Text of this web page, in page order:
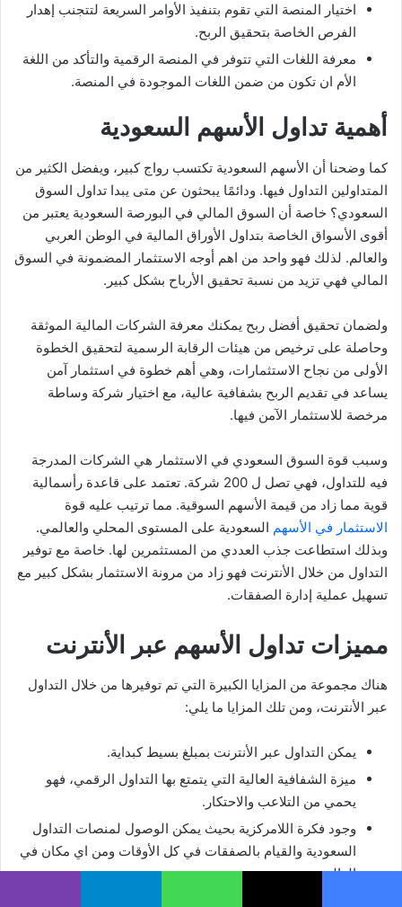
اختيار المنصة التي تقوم بتنفيذ الأوامر السريعة لتتجنب إهدار
الفرص الخاصة بتحقيق الربح.
معرفة اللغات التي تتوفر في المنصة الرقمية والتأكد من اللغة
الأم ان تكون من ضمن اللغات الموجودة في المنصة.
أهمية تداول الأسهم السعودية
كما وضحنا أن الأسهم السعودية تكتسب رواج كبير، ويفضل الكثير من
المتداولين التداول فيها. ودائمًا يبحثون عن متى يبدا تداول السوق
السعودي؟ خاصة أن السوق المالي في البورصة السعودية يعتبر من
أقوى الأسواق الخاصة بتداول الأوراق المالية في الوطن العربي
والعالم. لذلك فهو واحد من اهم أوجه الاستثمار المضمونة في السوق
المالي فهي تزيد من نسبة تحقيق الأرباح بشكل كبير.
ولضمان تحقيق أفضل ربح يمكنك معرفة الشركات المالية الموثقة
وحاصلة على ترخيص من هيئات الرقابة الرسمية لتحقيق الخطوة
الأولى من نجاح الاستثمارات، وهي أهم خطوة في استثمار آمن
يساعد في تقديم الربح بشفافية عالية، مع اختيار شركة وساطة
مرخصة للاستثمار الآمن فيها.
وسبب قوة السوق السعودي في الاستثمار هي الشركات المدرجة
فيه للتداول، فهي تصل ل 200 شركة. تعتمد على قاعدة رأسمالية
قوية مما زاد من قيمة الأسهم السوقية. مما ترتيب عليه قوة
الاستثمار في الأسهم السعودية على المستوى المحلي والعالمي.
وبذلك استطاعت جذب العددي من المستثمرين لها. خاصة مع توفير
التداول من خلال الأنترنت فهو زاد من مرونة الاستثمار بشكل كبير مع
تسهيل عملية إدارة الصفقات.
مميزات تداول الأسهم عبر الأنترنت
هناك مجموعة من المزايا الكبيرة التي تم توفيرها من خلال التداول
عبر الأنترنت، ومن تلك المزايا ما يلي:
يمكن التداول عبر الأنترنت بمبلغ بسيط كبداية.
ميزة الشفافية العالية التي يتمتع بها التداول الرقمي، فهو
يحمي من التلاعب والاحتكار.
وجود فكرة اللامركزية بحيث يمكن الوصول لمنصات التداول
السعودية والقيام بالصفقات في كل الأوقات ومن اي مكان في
العالم.